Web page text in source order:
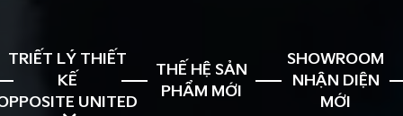
TRIẾT LÝ THIẾT
KẾ
UNITED
THẾ HỆ SẢN
PHẨM MỚI
SHOWROOM
NHẬN DIỆN
MỚI